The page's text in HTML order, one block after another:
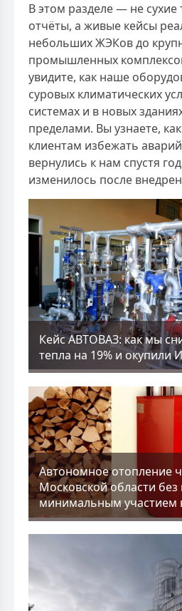
В этом разделе — не сухие
отчёты, а живые кейсы
небольших ЖЭКов до
промышленных
увидите, как наше
суровых климатических
системах и в новых
пределами. Вы узнаете,
клиентам избежать
вернулись к нам спустя
изменилось после
Кейс АВТОВАЗ: как мы
тепла на 19% и окупили
Aвтономное отопление
Московской области без
минимальным участием